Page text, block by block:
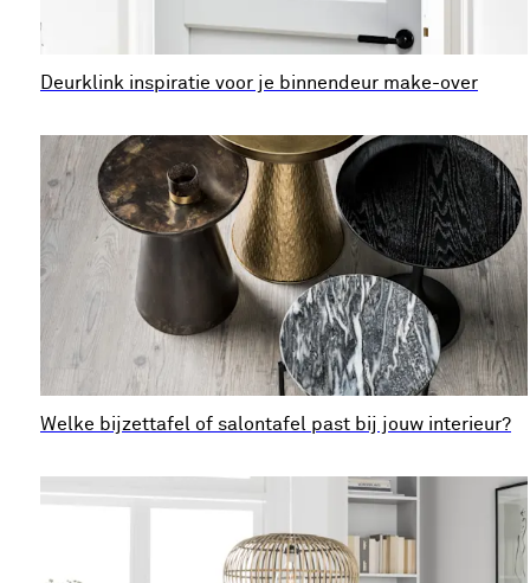
Deurklink inspiratie voor je binnendeur make-over
Welke bijzettafel of salontafel past bij jouw interieur?